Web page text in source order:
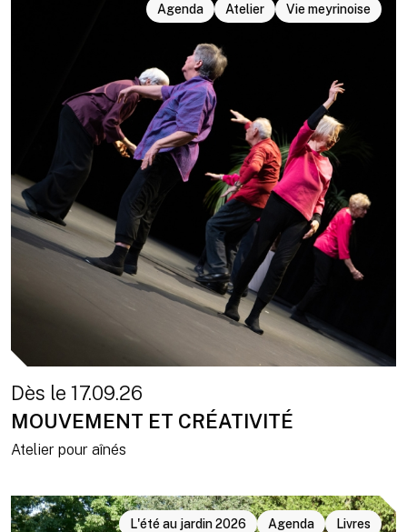
Agenda Atelier Vie meyrinoise
Dès le 17.09.26
MOUVEMENT ET CRÉATIVITÉ
Atelier pour aînés
L'été au jardin 2026 Agenda Livres